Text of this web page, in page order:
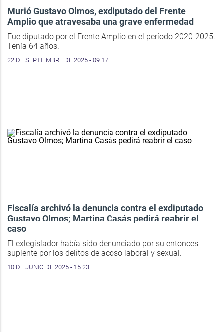
Murió Gustavo Olmos, exdiputado del Frente
Amplio que atravesaba una grave enfermedad
Fue diputado por el Frente Amplio en el período 2020-2025.
Tenía 64 años.
22 DE SEPTIEMBRE DE 2025 - 09:17
Fiscalía archivó la denuncia contra el exdiputado
Gustavo Olmos; Martina Casás pedirá reabrir el
caso
El exlegislador había sido denunciado por su entonces
suplente por los delitos de acoso laboral y sexual.
10 DE JUNIO DE 2025 - 15:23